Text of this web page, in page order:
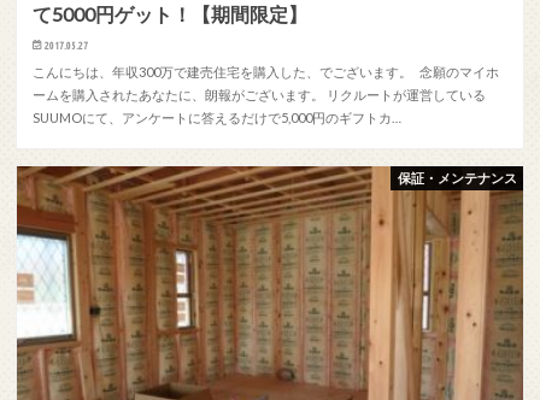
て5000円ゲット！【期間限定】
2017.05.27
こんにちは、年収300万で建売住宅を購入した、でございます。 念願のマイホ
ームを購入されたあなたに、朗報がございます。 リクルートが運営している
SUUMOにて、アンケートに答えるだけで5,000円のギフトカ…
保証・メンテナンス